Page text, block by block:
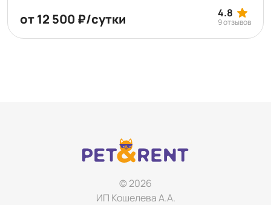
концептуальных ресторана, конференц-зал и многое
другое! Мы всегда рады принять Вас и Ваших
четвероногих друзей
от 12 500 ₽/сутки 4.8
9 отзывов
© 2026
ИП Кошелева А.А.